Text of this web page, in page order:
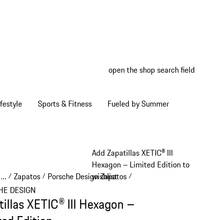
open the shop search field
Sports & Fitness Fueled by Summer
Add Zapatillas XETIC® III
Hexagon – Limited Edition to
wishlist
…
Reveal collapsed breadcrumb items
/ Zapatos/ Porsche Design Zapatos/
DESIGN
XETIC® III Hexagon –